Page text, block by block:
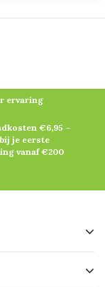
ervaring
€6,95 –
je eerste
vanaf €200